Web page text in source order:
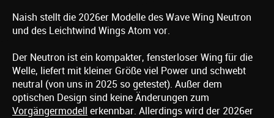
Naish stellt die 2026er Modelle des Wave Wing Neutron
und des Leichtwind Wings Atom vor.
Der Neutron ist ein kompakter, fensterloser Wing für die
Welle, liefert mit kleiner Größe viel Power und schwebt
neutral (von uns in 2025 so getestet). Außer dem
optischen Design sind keine Änderungen zum
Vorgängermodell erkennbar. Allerdings wird der 2026er